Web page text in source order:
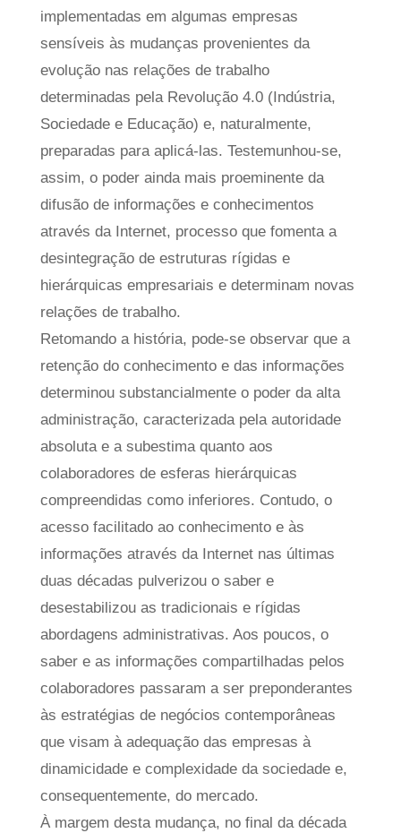
implementadas em algumas empresas
sensíveis às mudanças provenientes da
evolução nas relações de trabalho
determinadas pela Revolução 4.0 (Indústria,
Sociedade e Educação) e, naturalmente,
preparadas para aplicá-las. Testemunhou-se,
assim, o poder ainda mais proeminente da
difusão de informações e conhecimentos
através da Internet, processo que fomenta a
desintegração de estruturas rígidas e
hierárquicas empresariais e determinam novas
relações de trabalho.
Retomando a história, pode-se observar que a
retenção do conhecimento e das informações
determinou substancialmente o poder da alta
administração, caracterizada pela autoridade
absoluta e a subestima quanto aos
colaboradores de esferas hierárquicas
compreendidas como inferiores. Contudo, o
acesso facilitado ao conhecimento e às
informações através da Internet nas últimas
duas décadas pulverizou o saber e
desestabilizou as tradicionais e rígidas
abordagens administrativas. Aos poucos, o
saber e as informações compartilhadas pelos
colaboradores passaram a ser preponderantes
às estratégias de negócios contemporâneas
que visam à adequação das empresas à
dinamicidade e complexidade da sociedade e,
consequentemente, do mercado.
À margem desta mudança, no final da década